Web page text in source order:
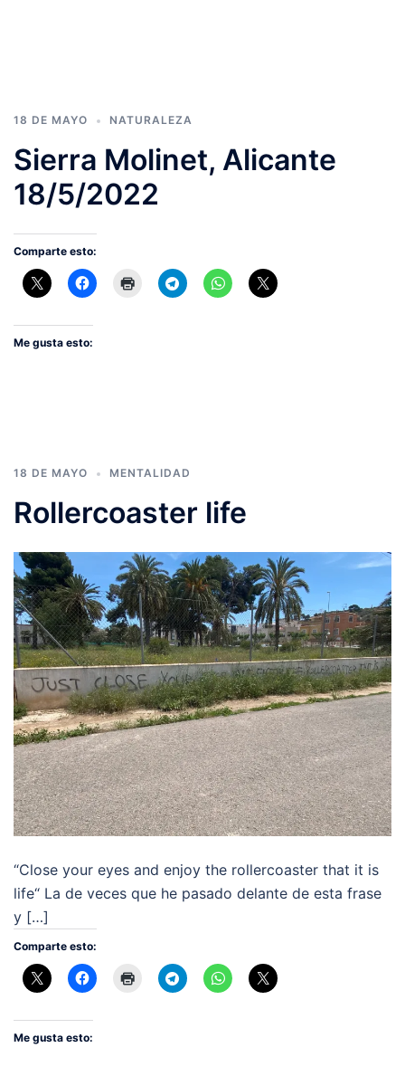
18 DE MAYO NATURALEZA
Sierra Molinet, Alicante
18/5/2022
Comparte esto:
Me gusta esto:
18 DE MAYO MENTALIDAD
Rollercoaster life
“Close your eyes and enjoy the rollercoaster that it is
life“ La de veces que he pasado delante de esta frase
y […]
Comparte esto:
Me gusta esto: